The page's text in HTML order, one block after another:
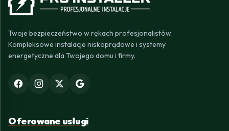
Twoje bezpieczeństwo w rękach profesjonalistów.
Kompleksowe instalacje niskoprądowe i systemy
energetyczne dla Twojego domu i firmy.
Oferowane usługi